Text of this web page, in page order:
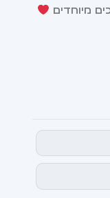
מיוחדים